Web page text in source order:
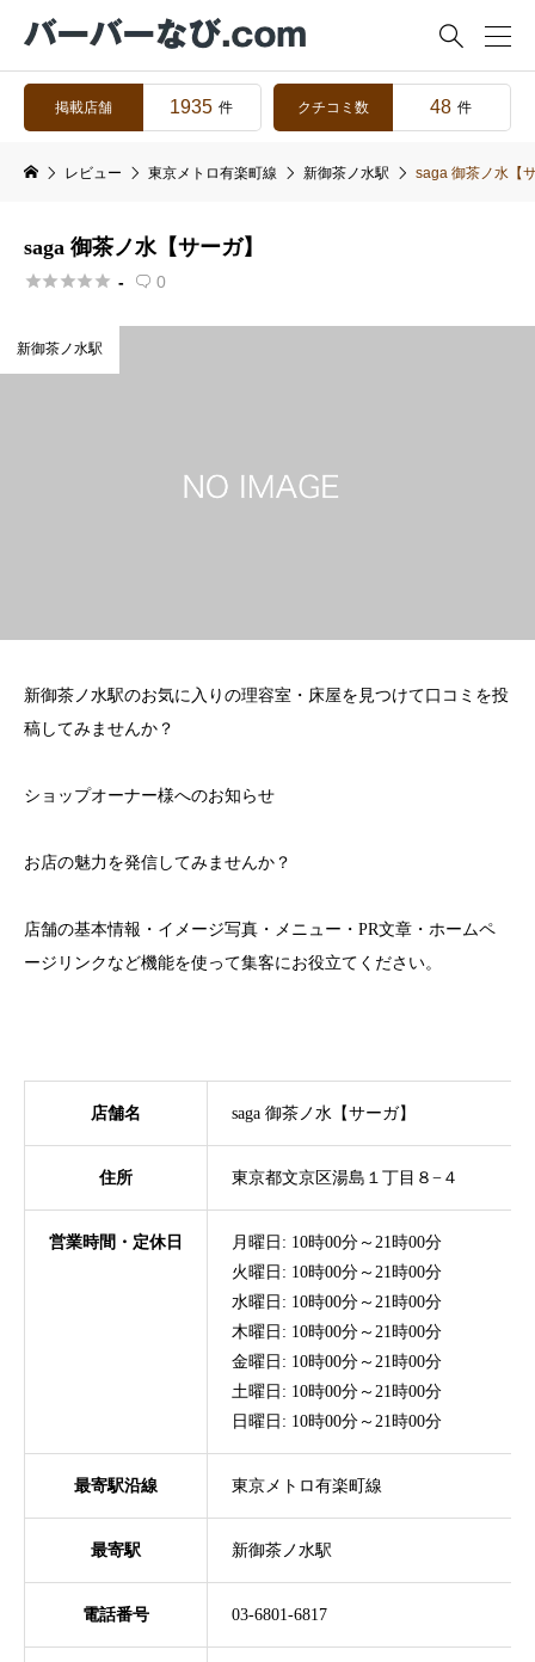

掲載店舗 1935 件 クチコミ数 48 件
レビュー 東京メトロ有楽町線 新御茶ノ水駅 saga 御茶ノ水【
saga 御茶ノ水【サーガ】
 -  0
新御茶ノ水駅
新御茶ノ水駅のお気に入りの理容室・床屋を見つけて口コミを投
稿してみませんか？
ショップオーナー様へのお知らせ
お店の魅力を発信してみませんか？
店舗の基本情報・イメージ写真・メニュー・PR文章・ホームペ
ージリンクなど機能を使って集客にお役立てください。
店舗名 saga 御茶ノ水【サーガ】
住所 東京都文京区湯島１丁目８−４
営業時間・定休日
月曜日: 10時00分～21時00分
火曜日: 10時00分～21時00分
水曜日: 10時00分～21時00分
木曜日: 10時00分～21時00分
金曜日: 10時00分～21時00分
土曜日: 10時00分～21時00分
日曜日: 10時00分～21時00分
最寄駅沿線 東京メトロ有楽町線
最寄駅 新御茶ノ水駅
電話番号 03-6801-6817